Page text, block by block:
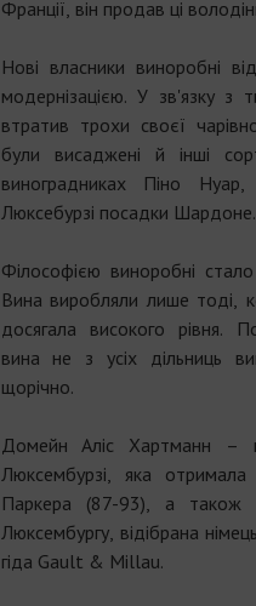
Франції, він продав ці
Нові власники виноробні
модернізацією. У зв'язку з
втратив трохи своєї
були висаджені й інші
виноградниках Піно
Люксебурзі посадки Шардоне.
Філософією виноробні
Вина виробляли лише тоді,
досягала високого рівня.
вина не з усіх дільниць
щорічно.
Домейн Аліс Хартманн –
Люксембурзі, яка
Паркера (87-93), а також
Люксембургу, відібрана
гіда Gault & Millau.